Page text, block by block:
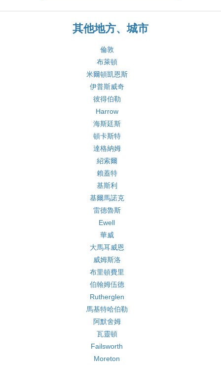
其他地方、城市
倫敦
布萊頓
米爾頓凱恩斯
伊普斯威奇
彼得伯勒
Harrow
海斯廷斯
頓卡斯特
達格納姆
紹索爾
賴蓋特
基斯利
基爾馬諾克
雷德魯斯
Ewell
華威
大馬耳威恩
威姆斯洛
布里頓費里
伯翰姆伍德
Rutherglen
馬基特哈伯勒
阿默舍姆
瓦靈頓
Failsworth
Moreton